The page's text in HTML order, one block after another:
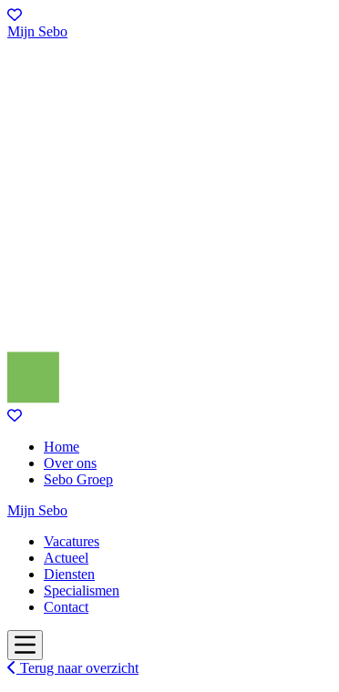
Mijn Sebo
Home
Over ons
Sebo Groep
Mijn Sebo
Vacatures
Actueel
Diensten
Specialismen
Contact
Terug naar overzicht